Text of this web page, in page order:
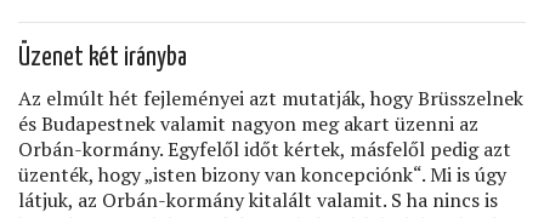
Üzenet két irányba
Az elmúlt hét fejleményei azt mutatják, hogy Brüsszelnek
és Budapestnek valamit nagyon meg akart üzenni az
Orbán-kormány. Egyfelől időt kértek, másfelől pedig azt
üzenték, hogy „isten bizony van koncepciónk“. Mi is úgy
látjuk, az Orbán-kormány kitalált valamit. S ha nincs is